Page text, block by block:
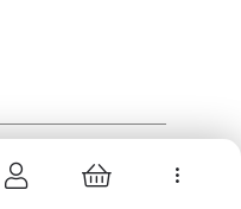
درباره اکسینتماس با اکسین